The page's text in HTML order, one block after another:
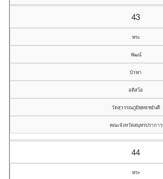
43
พระ
พัฒน์
บัวพา
อติสโย
วัดสุวรรณภูมิพุทธชยันตี
คณะจังหวัดสมุทรปราการ
44
พระ